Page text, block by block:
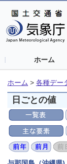
ホーム
ホーム > 各種デー
日ごとの値